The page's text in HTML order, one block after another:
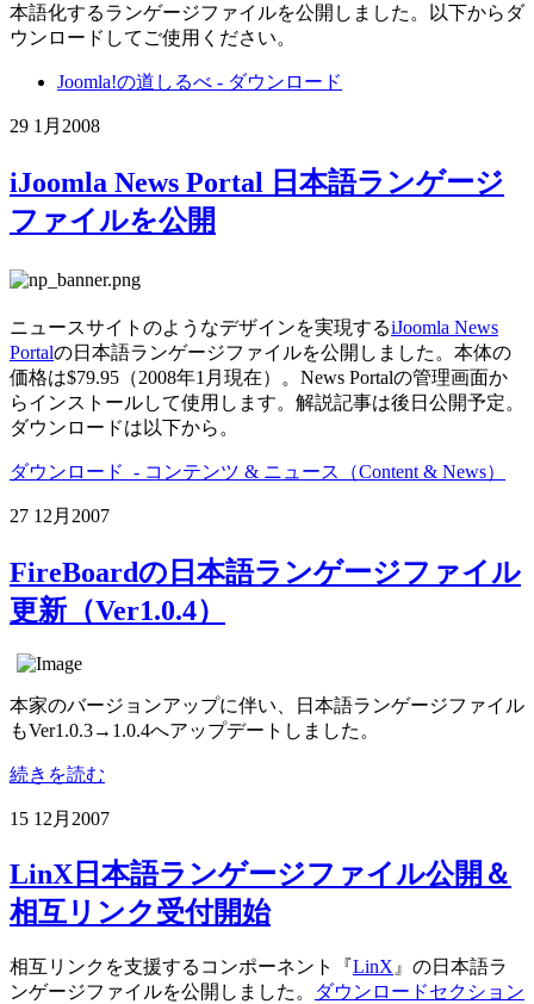
本語化するランゲージファイルを公開しました。以下からダ
ウンロードしてご使用ください。
Joomla!の道しるべ - ダウンロード
29 1月 2008
iJoomla News Portal 日本語ランゲージ
ファイルを公開
ニュースサイトのようなデザインを実現するiJoomla News
Portalの日本語ランゲージファイルを公開しました。本体の
価格は$79.95（2008年1月現在）。News Portalの管理画面か
らインストールして使用します。解説記事は後日公開予定。
ダウンロードは以下から。
ダウンロード - コンテンツ & ニュース（Content & News）
27 12月 2007
FireBoardの日本語ランゲージファイル
更新（Ver1.0.4）
本家のバージョンアップに伴い、日本語ランゲージファイル
もVer1.0.3→1.0.4へアップデートしました。
続きを読む
15 12月 2007
LinX日本語ランゲージファイル公開＆
相互リンク受付開始
相互リンクを支援するコンポーネント『LinX 』の日本語ラ
ンゲージファイルを公開しました。
ダウンロードセクション